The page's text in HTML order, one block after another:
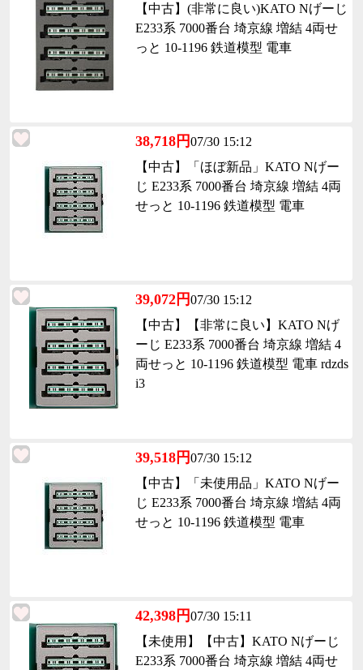
【中古】(非常に良い)KATO Nげーじ
E233系 7000番台 埼京線 増結 4両せ
っと 10-1196 鉄道模型 電車
38,718円07/30 15:12
【中古】「ほぼ新品」KATO Nげー
じ E233系 7000番台 埼京線 増結 4両
せっと 10-1196 鉄道模型 電車
39,072円07/30 15:12
【中古】【非常に良い】KATO Nげ
ーじ E233系 7000番台 埼京線 増結 4
両せっと 10-1196 鉄道模型 電車 rdzds
i3
39,518円07/30 15:12
【中古】「未使用品」KATO Nげー
じ E233系 7000番台 埼京線 増結 4両
せっと 10-1196 鉄道模型 電車
42,398円07/30 15:11
【未使用】【中古】KATO Nげーじ
E233系 7000番台 埼京線 増結 4両せ